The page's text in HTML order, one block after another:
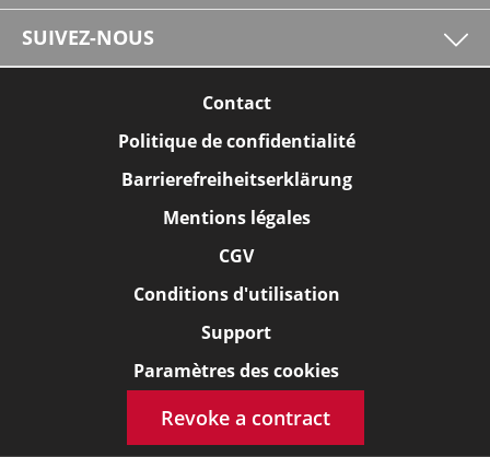
SUIVEZ-NOUS
Contact
Politique de confidentialité
Barrierefreiheitserklärung
Mentions légales
CGV
Conditions d'utilisation
Support
Paramètres des cookies
Revoke a contract